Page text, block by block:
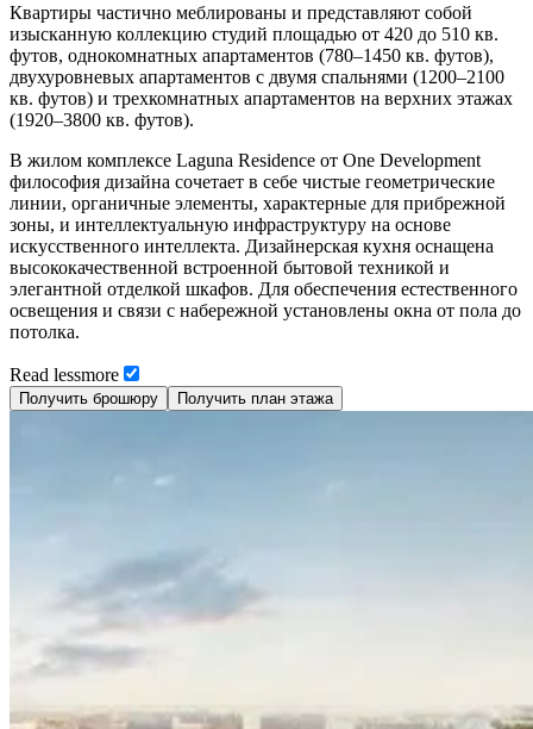
Квартиры частично меблированы и представляют собой
изысканную коллекцию студий площадью от 420 до 510 кв.
футов, однокомнатных апартаментов (780–1450 кв. футов),
двухуровневых апартаментов с двумя спальнями (1200–2100
кв. футов) и трехкомнатных апартаментов на верхних этажах
(1920–3800 кв. футов).
В жилом комплексе Laguna Residence от One Development
философия дизайна сочетает в себе чистые геометрические
линии, органичные элементы, характерные для прибрежной
зоны, и интеллектуальную инфраструктуру на основе
искусственного интеллекта. Дизайнерская кухня оснащена
высококачественной встроенной бытовой техникой и
элегантной отделкой шкафов. Для обеспечения естественного
освещения и связи с набережной установлены окна от пола до
потолка.
Read lessmore
Получить брошюру Получить план этажа